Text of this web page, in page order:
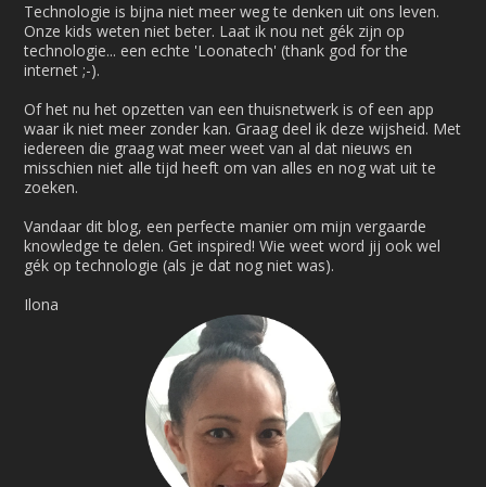
Technologie is bijna niet meer weg te denken uit ons leven.
Onze kids weten niet beter. Laat ik nou net gék zijn op
technologie... een echte 'Loonatech' (thank god for the
internet ;-).
Of het nu het opzetten van een thuisnetwerk is of een app
waar ik niet meer zonder kan. Graag deel ik deze wijsheid. Met
iedereen die graag wat meer weet van al dat nieuws en
misschien niet alle tijd heeft om van alles en nog wat uit te
zoeken.
Vandaar dit blog, een perfecte manier om mijn vergaarde
knowledge te delen. Get inspired! Wie weet word jij ook wel
gék op technologie (als je dat nog niet was).
Ilona